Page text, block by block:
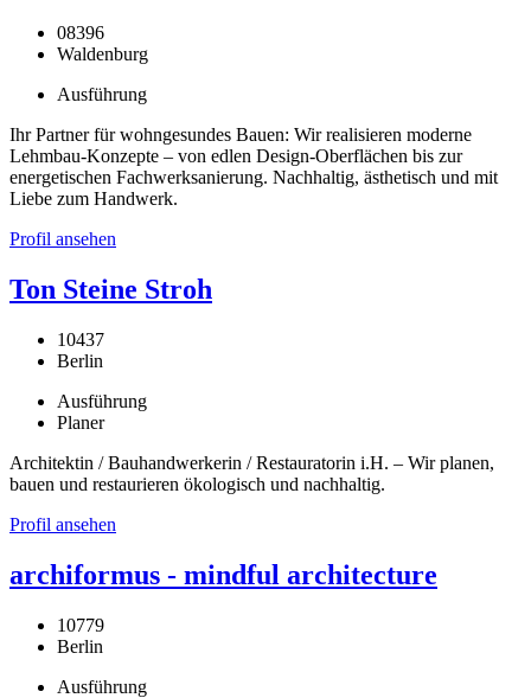
08396
Waldenburg
Ausführung
Ihr Partner für wohngesundes Bauen: Wir realisieren moderne
Lehmbau-Konzepte – von edlen Design-Oberflächen bis zur
energetischen Fachwerksanierung. Nachhaltig, ästhetisch und mit
Liebe zum Handwerk.
Profil ansehen
Ton Steine Stroh
10437
Berlin
Ausführung
Planer
Architektin / Bauhandwerkerin / Restauratorin i.H. – Wir planen,
bauen und restaurieren ökologisch und nachhaltig.
Profil ansehen
archiformus - mindful architecture
10779
Berlin
Ausführung